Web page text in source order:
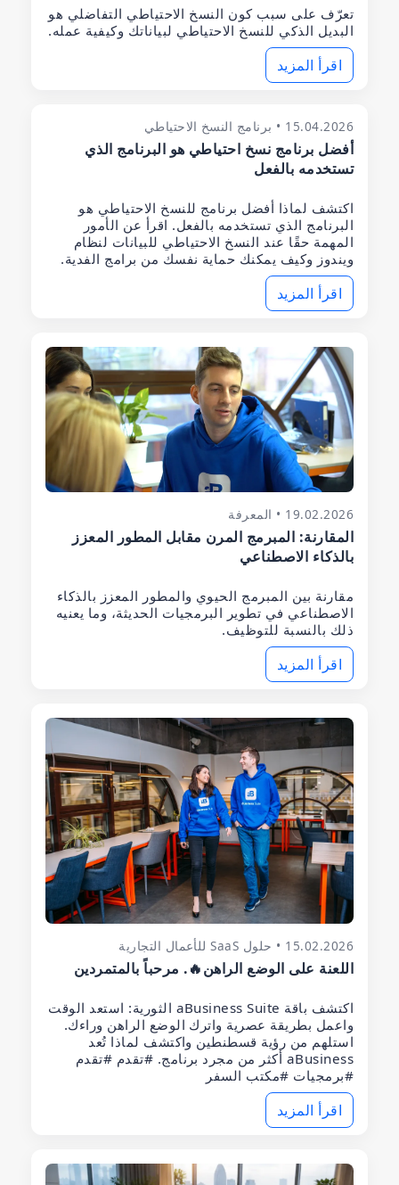
تعرّف على سبب كون النسخ الاحتياطي التفاضلي هو
البديل الذكي للنسخ الاحتياطي لبياناتك وكيفية عمله.
اقرأ المزيد
15.04.2026 • برنامج النسخ الاحتياطي
أفضل برنامج نسخ احتياطي هو البرنامج الذي
تستخدمه بالفعل
اكتشف لماذا أفضل برنامج للنسخ الاحتياطي هو
البرنامج الذي تستخدمه بالفعل. اقرأ عن الأمور
المهمة حقًا عند النسخ الاحتياطي للبيانات لنظام
ويندوز وكيف يمكنك حماية نفسك من برامج الفدية.
اقرأ المزيد
19.02.2026 • المعرفة
المقارنة: المبرمج المرن مقابل المطور المعزز
بالذكاء الاصطناعي
مقارنة بين المبرمج الحيوي والمطور المعزز بالذكاء
الاصطناعي في تطوير البرمجيات الحديثة، وما يعنيه
ذلك بالنسبة للتوظيف.
اقرأ المزيد
15.02.2026 • حلول SaaS للأعمال التجارية
اللعنة على الوضع الراهن🔥. مرحباً بالمتمردين
اكتشف باقة aBusiness Suite الثورية: استعد الوقت
واعمل بطريقة عصرية واترك الوضع الراهن وراءك.
استلهم من رؤية قسطنطين واكتشف لماذا تُعد
aBusiness أكثر من مجرد برنامج. #تقدم #تقدم
#برمجيات #مكتب السفر
اقرأ المزيد